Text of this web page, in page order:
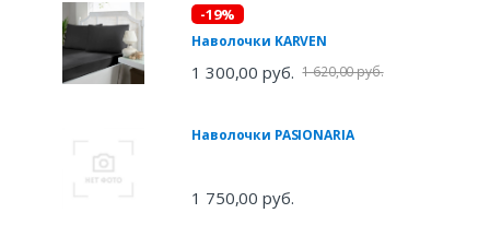
-19%
Наволочки KARVEN
1 300,00 руб. 1 620,00 руб.
Наволочки PASIONARIA
1 750,00 руб.